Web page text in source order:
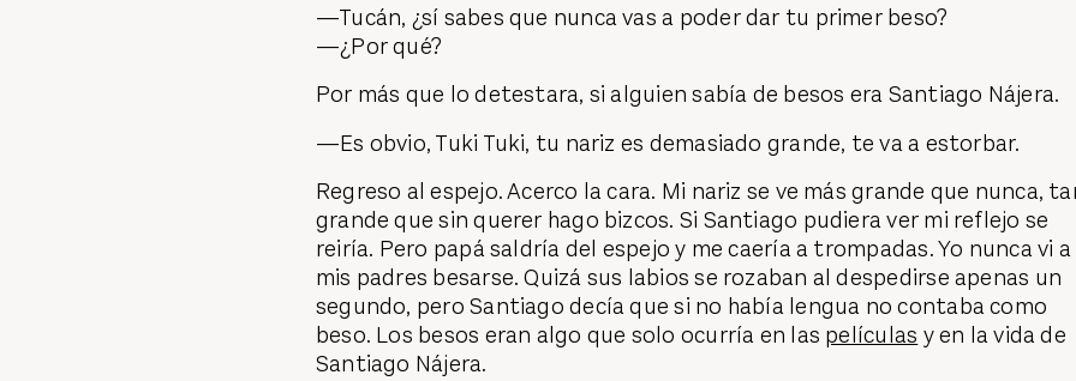
—Tucán, ¿sí sabes que nunca vas a poder dar tu primer beso?
—¿Por qué?
Por más que lo detestara, si alguien sabía de besos era Santiago Nájera.
—Es obvio, Tuki Tuki, tu nariz es demasiado grande, te va a estorbar.
Regreso al espejo. Acerco la cara. Mi nariz se ve más grande que nunca,
grande que sin querer hago bizcos. Si Santiago pudiera ver mi reflejo se
reiría. Pero papá saldría del espejo y me caería a trompadas. Yo nunca vi a
mis padres besarse. Quizá sus labios se rozaban al despedirse apenas un
segundo, pero Santiago decía que si no había lengua no contaba como
beso. Los besos eran algo que solo ocurría en las películas y en la vida de
Santiago Nájera.